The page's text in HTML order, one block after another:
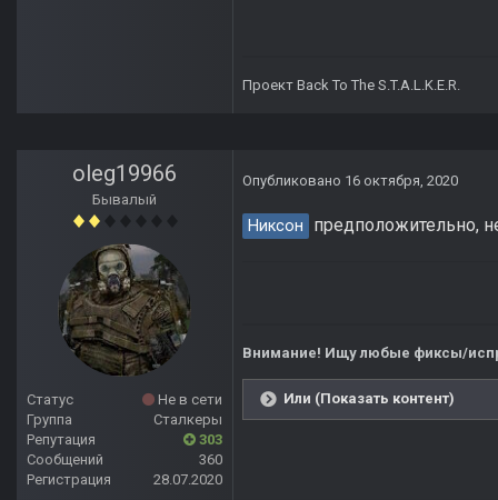
Проект Back To The S.T.A.L.K.E.R.
oleg19966
Бывалый
Статус
Не в сети
Группа
Сталкеры
Репутация
303
Сообщений
360
Регистрация
28.07.2020
Опубликовано 16 октября, 2020
Никсон предположительно,
Внимание! Ищу любые фиксы/
Или (Показать контент)